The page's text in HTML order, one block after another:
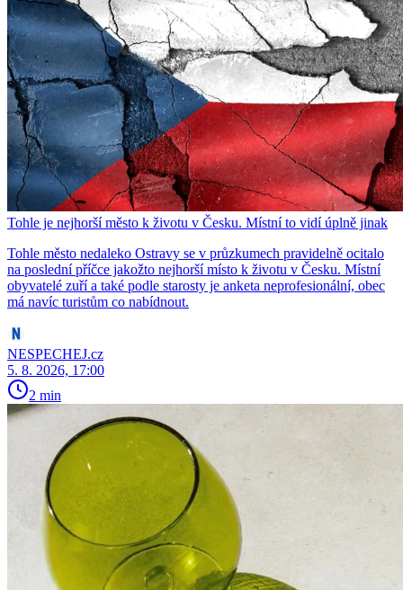
Tohle je nejhorší město k životu v Česku. Místní to vidí úplně jinak
Tohle město nedaleko Ostravy se v průzkumech pravidelně ocitalo
na poslední příčce jakožto nejhorší místo k životu v Česku. Místní
obyvatelé zuří a také podle starosty je anketa neprofesionální, obec
má navíc turistům co nabídnout.
NESPECHEJ.cz
5. 8. 2026, 17:00
2 min